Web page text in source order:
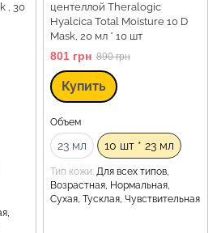
, 30
центеллой Theralogic
Hyalcica Total Moisture 10 D
Mask, 20 мл * 10 шт
801 грн 890 грн
Купить
Объем
23 мл 10 шт * 23 мл
Тип кожи Для всех типов,
Возрастная, Нормальная,
Сухая, Тусклая, Чувствительная